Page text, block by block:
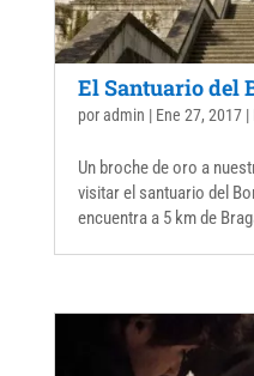
El Santuario del
poradmin | Ene 27, 2017|
Un broche de oro a
visitar el santuario del
encuentra a 5 km de